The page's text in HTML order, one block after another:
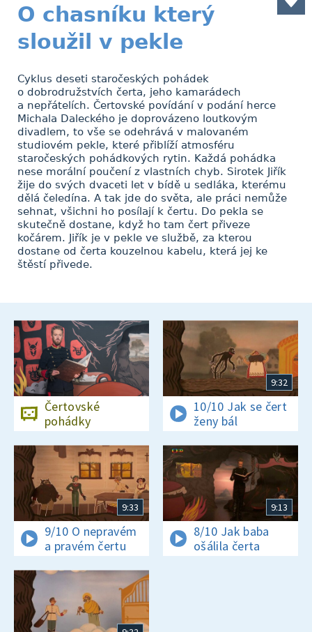
O chasníku který
sloužil v pekle
Cyklus deseti staročeských pohádek
o dobrodružstvích čerta, jeho kamarádech
a nepřátelích. Čertovské povídání v podání herce
Michala Daleckého je doprovázeno loutkovým
divadlem, to vše se odehrává v malovaném
studiovém pekle, které přiblíží atmosféru
staročeských pohádkových rytin. Každá pohádka
nese morální poučení z vlastních chyb. Sirotek Jiřík
žije do svých dvaceti let v bídě u sedláka, kterému
dělá čeledína. A tak jde do světa, ale práci nemůže
sehnat, všichni ho posílají k čertu. Do pekla se
skutečně dostane, když ho tam čert přiveze
kočárem. Jiřík je v pekle ve službě, za kterou
dostane od čerta kouzelnou kabelu, která jej ke
štěstí přivede.
Čertovské
pohádky
9:32
10/10 Jak se čert
ženy bál
9:33
9/10 O nepravém
a pravém čertu
9:13
8/10 Jak baba
ošálila čerta